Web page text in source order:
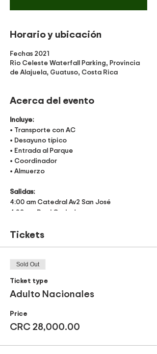
Horario y ubicación
Fechas 2021
Rio Celeste Waterfall Parking, Provincia
de Alajuela, Guatuso, Costa Rica
Acerca del evento
Incluye:
• Transporte con AC
• Desayuno típico
• Entrada al Parque
• Coordinador
• Almuerzo
Salidas:
4:00 am Catedral Av2 San José
4:20 am Real Cariari
• Toalla de baño
• Bloqueador
• Ropa de cambio
• Cámara
• Medicamentos de uso personal
Itinerario:
Tickets
Sold Out
Ticket type
Adulto Nacionales
Price
CRC 28,000.00